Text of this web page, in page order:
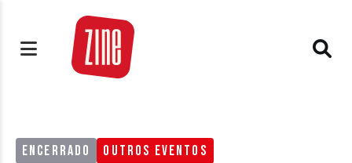
ENCERRADO OUTROS EVENTOS